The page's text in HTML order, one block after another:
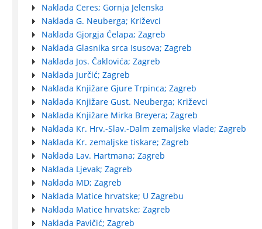
Naklada Ceres; Gornja Jelenska
Naklada G. Neuberga; Križevci
Naklada Gjorgja Ćelapa; Zagreb
Naklada Glasnika srca Isusova; Zagreb
Naklada Jos. Čaklovića; Zagreb
Naklada Jurčić; Zagreb
Naklada Knjižare Gjure Trpinca; Zagreb
Naklada Knjižare Gust. Neuberga; Križevci
Naklada Knjižare Mirka Breyera; Zagreb
Naklada Kr. Hrv.-Slav.-Dalm zemaljske vlade; Zagreb
Naklada Kr. zemaljske tiskare; Zagreb
Naklada Lav. Hartmana; Zagreb
Naklada Ljevak; Zagreb
Naklada MD; Zagreb
Naklada Matice hrvatske; U Zagrebu
Naklada Matice hrvatske; Zagreb
Naklada Pavičić; Zagreb